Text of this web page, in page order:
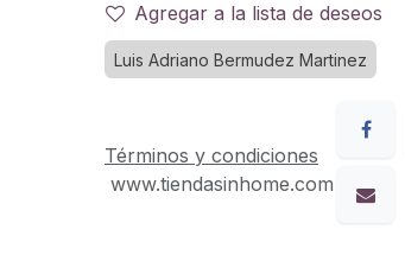
Agregar a la lista de deseos
Luis Adriano Bermudez Martinez
Términos y condiciones
www.tiendasinhome.com